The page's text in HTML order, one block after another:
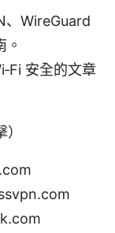
、WireGuard
安全的文章